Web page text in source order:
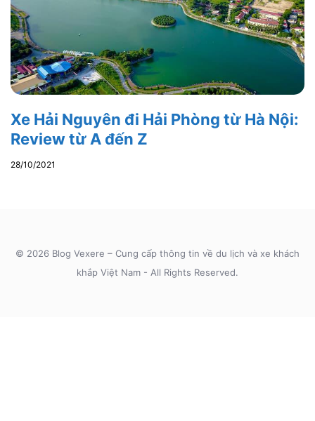
Xe Hải Nguyên đi Hải Phòng từ Hà Nội:
Review từ A đến Z
28/10/2021
© 2026 Blog Vexere – Cung cấp thông tin về du lịch và xe khách
khắp Việt Nam - All Rights Reserved.